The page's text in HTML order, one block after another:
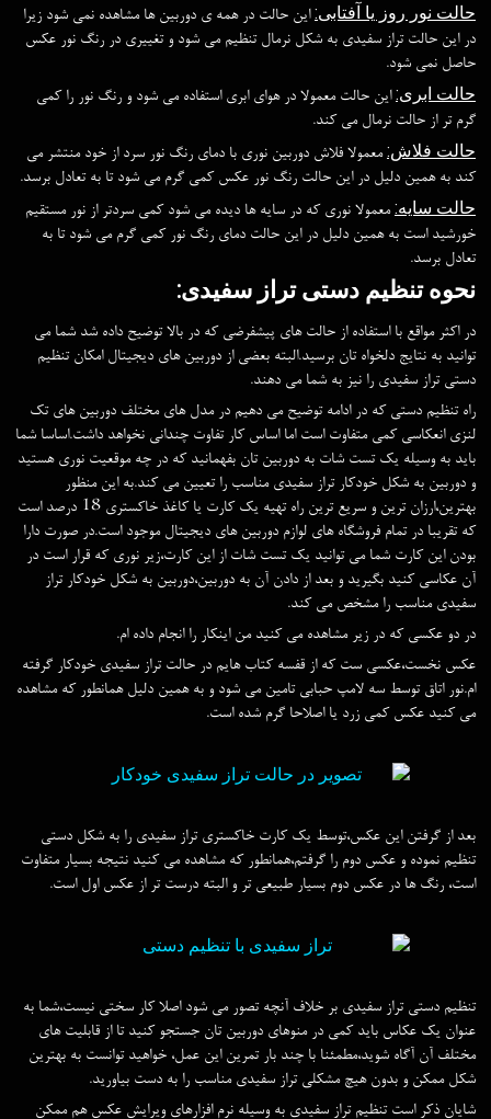
حالت نور روز یا آفتابی: این حالت در همه ی دوربین ها مشاهده نمی شود زیرا
در این حالت تراز سفیدی به شکل نرمال تنظیم می شود و تغییری در رنگ نور عکس
حاصل نمی شود.
حالت ابری: این حالت معمولا در هوای ابری استفاده می شود و رنگ نور را کمی
گرم تر از حالت نرمال می کند.
حالت فلاش: معمولا فلاش دوربین نوری با دمای رنگ نور سرد از خود منتشر می
کند به همین دلیل در این حالت رنگ نور عکس کمی گرم می شود تا به تعادل برسد.
حالت سایه: معمولا نوری که در سایه ها دیده می شود کمی سردتر از نور مستقیم
خورشید است به همین دلیل در این حالت دمای رنگ نور کمی گرم می شود تا به
تعادل برسد.
نحوه تنظیم دستی تراز سفیدی:
در اکثر مواقع با استفاده از حالت های پیشفرضی که در بالا توضیح داده شد شما می
توانید به نتایج دلخواه تان برسید.البته بعضی از دوربین های دیجیتال امکان تنظیم
دستی تراز سفیدی را نیز به شما می دهند.
راه تنظیم دستی که در ادامه توضیح می دهیم در مدل های مختلف دوربین های تک
لنزی انعکاسی کمی متفاوت است اما اساس کار تفاوت چندانی نخواهد داشت.اساسا شما
باید به وسیله یک تست شات به دوربین تان بفهمانید که در چه موقعیت نوری هستید
و دوربین به شکل خودکار تراز سفیدی مناسب را تعیین می کند.به این منظور
بهترین،ارزان ترین و سریع ترین راه تهیه یک کارت یا کاغذ خاکستری 18 درصد است
که تقریبا در تمام فروشگاه های لوازم دوربین های دیجیتال موجود است.در صورت دارا
بودن این کارت شما می توانید یک تست شات از این کارت،زیر نوری که قرار است در
آن عکاسی کنید بگیرید و بعد از دادن آن به دوربین،دوربین به شکل خودکار تراز
سفیدی مناسب را مشخص می کند.
در دو عکسی که در زیر مشاهده می کنید من اینکار را انجام داده ام.
عکس نخست،عکسی ست که از قفسه کتاب هایم در حالت تراز سفیدی خودکار گرفته
ام.نور اتاق توسط سه لامپ حبابی تامین می شود و به همین دلیل همانطور که مشاهده
می کنید عکس کمی زرد یا اصلاحا گرم شده است.
بعد از گرفتن این عکس،توسط یک کارت خاکستری تراز سفیدی را به شکل دستی
تنظیم نموده و عکس دوم را گرفتم،همانطور که مشاهده می کنید نتیجه بسیار متفاوت
است، رنگ ها در عکس دوم بسیار طبیعی تر و البته درست تر از عکس اول است.
تنظیم دستی تراز سفیدی بر خلاف آنچه تصور می شود اصلا کار سختی نیست،شما به
عنوان یک عکاس باید کمی در منوهای دوربین تان جستجو کنید تا از قابلیت های
مختلف آن آگاه شوید،مطمئنا با چند بار تمرین این عمل، خواهید توانست به بهترین
شکل ممکن و بدون هیچ مشکلی تراز سفیدی مناسب را به دست بیاورید.
شایان ذکر است تنظیم تراز سفیدی به وسیله نرم افزارهای ویرایش عکس هم ممکن